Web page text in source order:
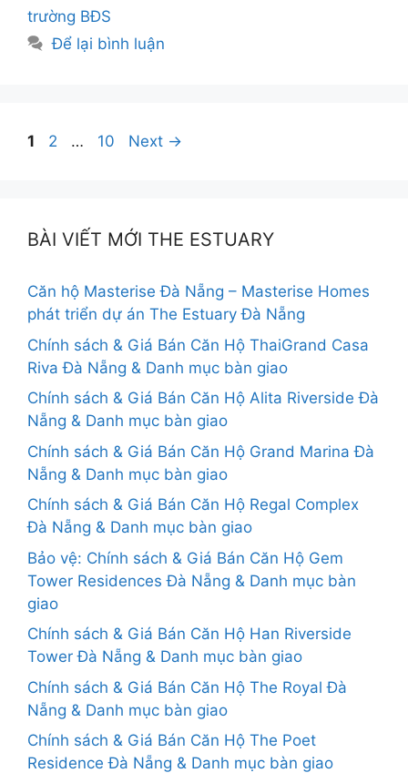
trường BĐS
Để lại bình luận
Điều
Page
1 Page
2 … Page
10 Next →
BÀI VIẾT MỚI THE ESTUARY
Căn hộ Masterise Đà Nẵng – Masterise Homes
phát triển dự án The Estuary Đà Nẵng
Chính sách & Giá Bán Căn Hộ ThaiGrand Casa
Riva Đà Nẵng & Danh mục bàn giao
Chính sách & Giá Bán Căn Hộ Alita Riverside Đà
Nẵng & Danh mục bàn giao
Chính sách & Giá Bán Căn Hộ Grand Marina Đà
Nẵng & Danh mục bàn giao
Chính sách & Giá Bán Căn Hộ Regal Complex
Đà Nẵng & Danh mục bàn giao
Bảo vệ: Chính sách & Giá Bán Căn Hộ Gem
Tower Residences Đà Nẵng & Danh mục bàn
giao
Chính sách & Giá Bán Căn Hộ Han Riverside
Tower Đà Nẵng & Danh mục bàn giao
Chính sách & Giá Bán Căn Hộ The Royal Đà
Nẵng & Danh mục bàn giao
Chính sách & Giá Bán Căn Hộ The Poet
Residence Đà Nẵng & Danh mục bàn giao